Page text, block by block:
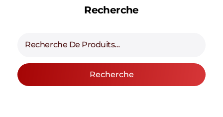
Recherche
Recherche